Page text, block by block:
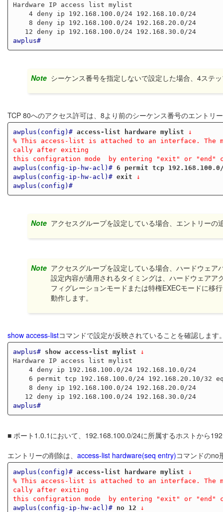
Hardware IP access list mylist
   12 deny ip 192.168.100.0/24 192.168.30.0/24
awplus#
Note シーケンス番号を指定しないで設定した場合、4ステ
TCP 80へのアクセス許可は、8より前のシーケンス番号のエントリ
awplus(config)# access-list hardware mylist ↓
% This access-list is attached to an interface.
cally after exiting
this configration mode  by entering "exit" or "end"
awplus(config-ip-hw-acl)# 6 permit tcp
awplus(config-ip-hw-acl)# exit ↓
awplus(config)#
Note アクセスグループを設定している場合、エントリーの
Note アクセスグループを設定している場合、ハードウェ
設定内容が適用されるタイミングは、ハードウェア
フィグレーションモードまたは特権EXECモードに移
動作します。
show access-listコマンドで設定が反映されていることを確認します
awplus# show access-list mylist ↓
Hardware IP access list mylist
   12 deny ip 192.168.100.0/24 192.168.30.0/24
awplus#
■ ポート1.0.1において、192.168.100.0/24に所属するホストから
エントリーの削除は、 access-list hardware(seq entry)コマンドのno
awplus(config)# access-list hardware mylist ↓
% This access-list is attached to an interface.
cally after exiting
this configration mode  by entering "exit" or "end"
awplus(config-ip-hw-acl)#
no 12 ↓